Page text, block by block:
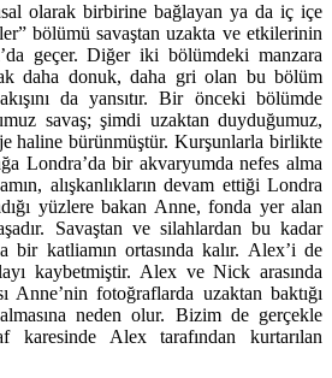
olarak birbirine bağlayan ya da iç içe
bölümü savaştan uzakta ve etkilerinin
geçer. Diğer iki bölümdeki manzara
daha donuk, daha gri olan bu bölüm
da yansıtır. Bir önceki bölümde
savaş; şimdi uzaktan duyduğumuz,
haline bürünmüştür. Kurşunlarla birlikte
Londra’da bir akvaryumda nefes alma
alışkanlıkların devam ettiği Londra
yüzlere bakan Anne, fonda yer alan
Savaştan ve silahlardan bu kadar
bir katliamın ortasında kalır. Alex’i de
kaybetmiştir. Alex ve Nick arasında
Anne’nin fotoğraflarda uzaktan baktığı
neden olur. Bizim de gerçekle
karesinde Alex tarafından kurtarılan